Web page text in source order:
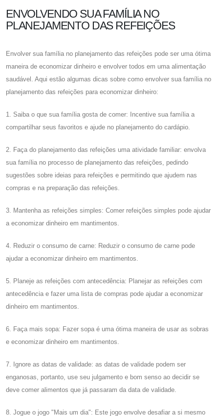
ENVOLVENDO SUA FAMÍLIA NO
PLANEJAMENTO DAS REFEIÇÕES
Envolver sua família no planejamento das refeições pode ser uma ótima
maneira de economizar dinheiro e envolver todos em uma alimentação
saudável. Aqui estão algumas dicas sobre como envolver sua família no
planejamento das refeições para economizar dinheiro:
1. Saiba o que sua família gosta de comer: Incentive sua família a
compartilhar seus favoritos e ajude no planejamento do cardápio.
2. Faça do planejamento das refeições uma atividade familiar: envolva
sua família no processo de planejamento das refeições, pedindo
sugestões sobre ideias para refeições e permitindo que ajudem nas
compras e na preparação das refeições.
3. Mantenha as refeições simples: Comer refeições simples pode ajudar
a economizar dinheiro em mantimentos.
4. Reduzir o consumo de carne: Reduzir o consumo de carne pode
ajudar a economizar dinheiro em mantimentos.
5. Planeje as refeições com antecedência: Planejar as refeições com
antecedência e fazer uma lista de compras pode ajudar a economizar
dinheiro em mantimentos.
6. Faça mais sopa: Fazer sopa é uma ótima maneira de usar as sobras
e economizar dinheiro em mantimentos.
7. Ignore as datas de validade: as datas de validade podem ser
enganosas, portanto, use seu julgamento e bom senso ao decidir se
deve comer alimentos que já passaram da data de validade.
8. Jogue o jogo "Mais um dia": Este jogo envolve desafiar a si mesmo